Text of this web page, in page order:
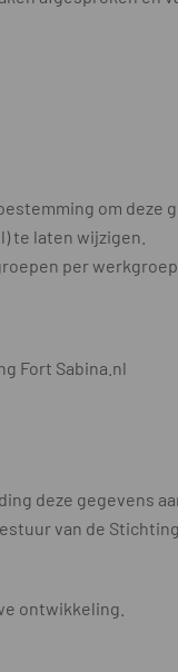
om deze
te laten wijzigen.
per werkgroep
Fort Sabina.nl
deze gegevens
van de
ontwikkeling.